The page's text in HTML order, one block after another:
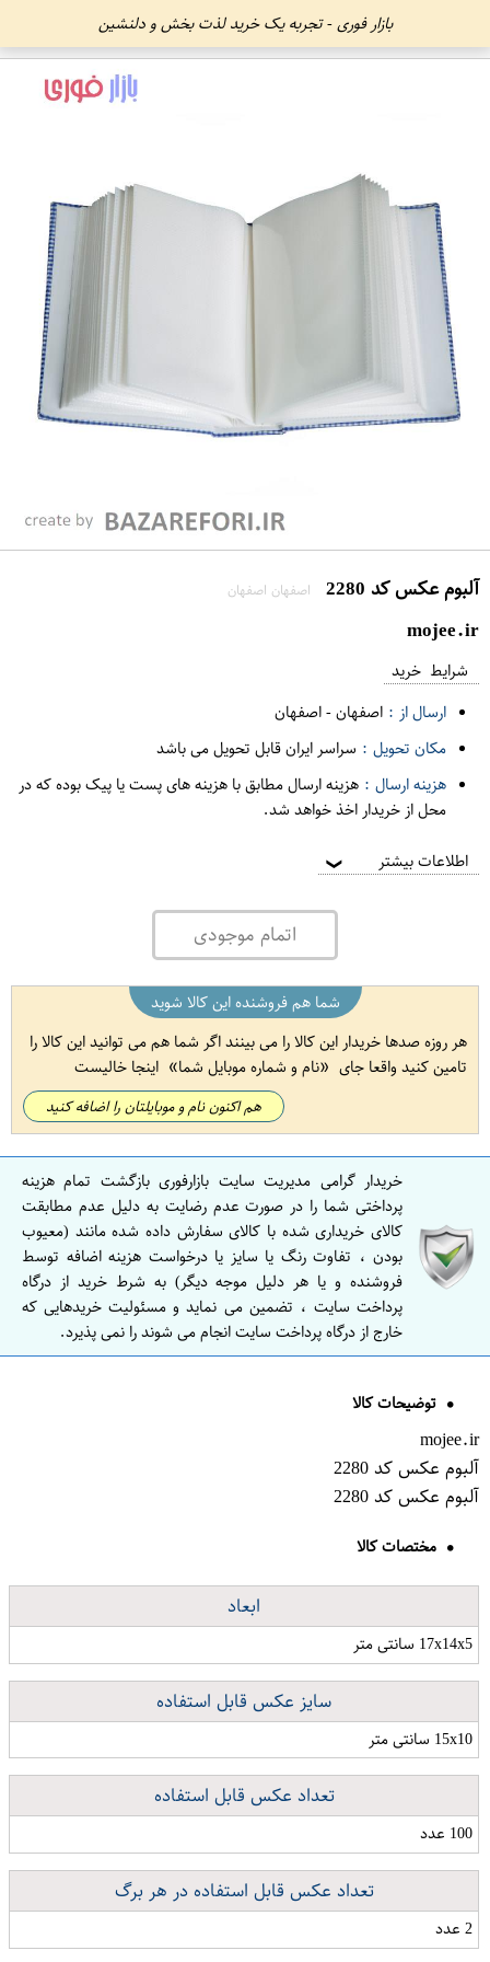
بازار فوری - تجربه یک خرید لذت بخش و دلنشین
آلبوم عکس کد 2280 اصفهان اصفهان
mojee.ir
شرایط خرید
ارسال از : اصفهان-اصفهان
مکان تحویل : سراسر ایران قابل تحویل می باشد
هزینه ارسال : هزینه ارسال مطابق با هزینه های پست یا پیک بوده که در
محل از خریدار اخذ خواهد شد.
اطلاعات بیشتر ❯
اتمام موجودی
شما هم فروشنده این کالا شوید
هر روزه صدها خریدار این کالا را می بینند اگر شما هم می توانید این کالا را
تامین کنید واقعا جای
نام و شماره موبایل شما اینجا خالیست
هم اکنون نام و موبایلتان را اضافه کنید
خریدار گرامی مدیریت سایت بازارفوری بازگشت تمام هزینه
پرداختی شما را در صورت عدم رضایت به دلیل عدم مطابقت
کالای خریداری شده با کالای سفارش داده شده مانند (معیوب
بودن ، تفاوت رنگ یا سایز یا درخواست هزینه اضافه توسط
فروشنده و یا هر دلیل موجه دیگر) به شرط خرید از درگاه
پرداخت سایت ، تضمین می نماید و مسئولیت خریدهایی که
خارج از درگاه پرداخت سایت انجام می شوند را نمی پذیرد.
توضیحات کالا
mojee.ir
آلبوم عکس کد 2280
آلبوم عکس کد 2280
مختصات کالا
ابعاد
17x14x5 سانتی متر
سایز عکس قابل استفاده
15x10 سانتی متر
تعداد عکس قابل استفاده
100 عدد
تعداد عکس قابل استفاده در هر برگ
2 عدد